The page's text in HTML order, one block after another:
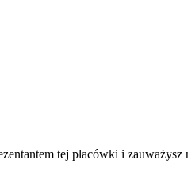
tej placówki i